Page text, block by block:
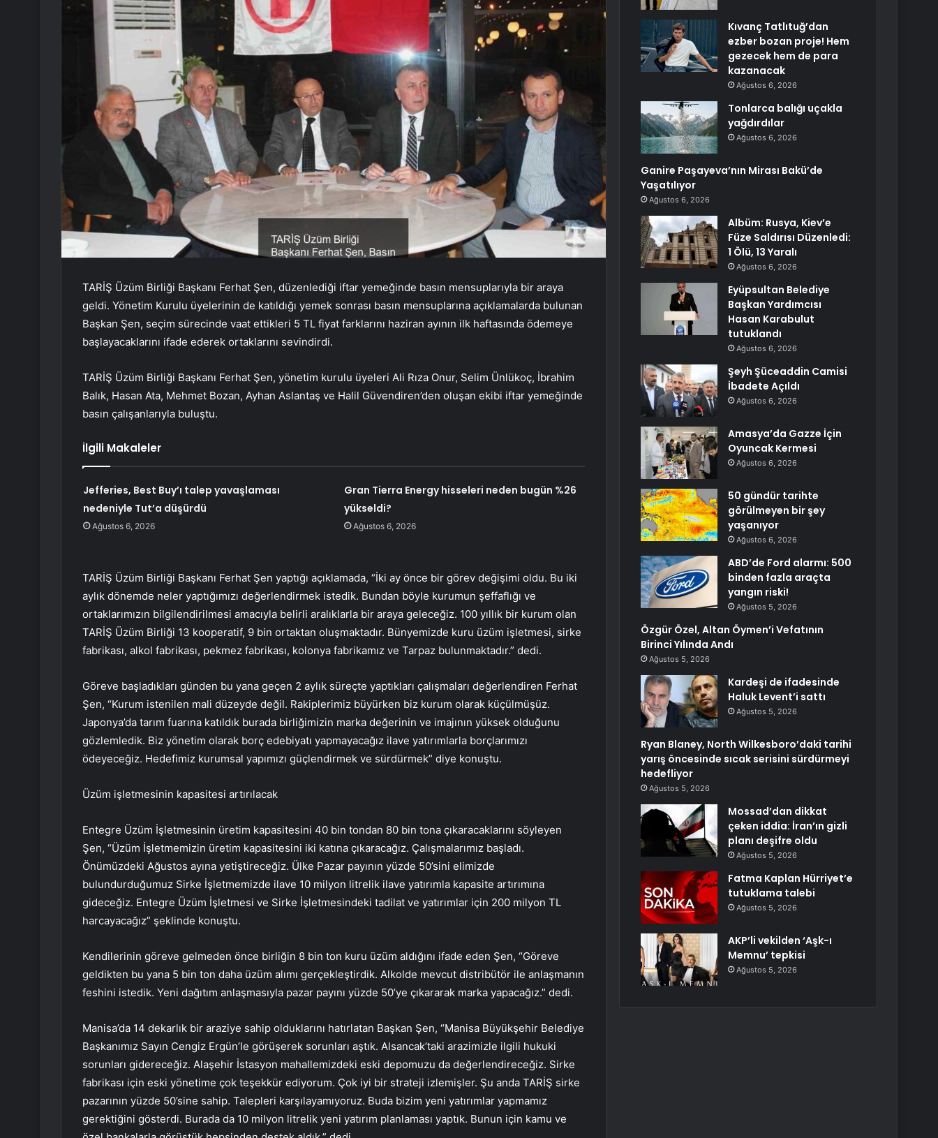
TARİŞ Üzüm Birliği Başkanı Ferhat Şen, düzenlediği iftar yemeğinde basın mensuplarıyla bir araya
geldi. Yönetim Kurulu üyelerinin de katıldığı yemek sonrası basın mensuplarına açıklamalarda bulunan
Başkan Şen, seçim sürecinde vaat ettikleri 5 TL fiyat farklarını haziran ayının ilk haftasında ödemeye
başlayacaklarını ifade ederek ortaklarını sevindirdi.
TARİŞ Üzüm Birliği Başkanı Ferhat Şen, yönetim kurulu üyeleri Ali Rıza Onur, Selim Ünlükoç, İbrahim
Balık, Hasan Ata, Mehmet Bozan, Ayhan Aslantaş ve Halil Güvendiren’den oluşan ekibi iftar yemeğinde
basın çalışanlarıyla buluştu.
İlgili Makaleler
Jefferies, Best Buy’ı talep yavaşlaması
nedeniyle Tut’a düşürdü
Ağustos 6, 2026
Gran Tierra Energy hisseleri neden bugün %26
yükseldi?
Ağustos 6, 2026
TARİŞ Üzüm Birliği Başkanı Ferhat Şen yaptığı açıklamada, “İki ay önce bir görev değişimi oldu. Bu iki
aylık dönemde neler yaptığımızı değerlendirmek istedik. Bundan böyle kurumun şeffaflığı ve
ortaklarımızın bilgilendirilmesi amacıyla belirli aralıklarla bir araya geleceğiz. 100 yıllık bir kurum olan
TARİŞ Üzüm Birliği 13 kooperatif, 9 bin ortaktan oluşmaktadır. Bünyemizde kuru üzüm işletmesi, sirke
fabrikası, alkol fabrikası, pekmez fabrikası, kolonya fabrikamız ve Tarpaz bulunmaktadır.” dedi.
Göreve başladıkları günden bu yana geçen 2 aylık süreçte yaptıkları çalışmaları değerlendiren Ferhat
Şen, “Kurum istenilen mali düzeyde değil. Rakiplerimiz büyürken biz kurum olarak küçülmüşüz.
Japonya’da tarım fuarına katıldık burada birliğimizin marka değerinin ve imajının yüksek olduğunu
gözlemledik. Biz yönetim olarak borç edebiyatı yapmayacağız ilave yatırımlarla borçlarımızı
ödeyeceğiz. Hedefimiz kurumsal yapımızı güçlendirmek ve sürdürmek” diye konuştu.
Üzüm işletmesinin kapasitesi artırılacak
Entegre Üzüm İşletmesinin üretim kapasitesini 40 bin tondan 80 bin tona çıkaracaklarını söyleyen
Şen, “Üzüm İşletmemizin üretim kapasitesini iki katına çıkaracağız. Çalışmalarımız başladı.
Önümüzdeki Ağustos ayına yetiştireceğiz. Ülke Pazar payının yüzde 50’sini elimizde
bulundurduğumuz Sirke İşletmemizde ilave 10 milyon litrelik ilave yatırımla kapasite artırımına
gideceğiz. Entegre Üzüm İşletmesi ve Sirke İşletmesindeki tadilat ve yatırımlar için 200 milyon TL
harcayacağız” şeklinde konuştu.
Kendilerinin göreve gelmeden önce birliğin 8 bin ton kuru üzüm aldığını ifade eden Şen, “Göreve
geldikten bu yana 5 bin ton daha üzüm alımı gerçekleştirdik. Alkolde mevcut distribütör ile anlaşmanın
feshini istedik. Yeni dağıtım anlaşmasıyla pazar payını yüzde 50’ye çıkararak marka yapacağız.” dedi.
Manisa’da 14 dekarlık bir araziye sahip olduklarını hatırlatan Başkan Şen, “Manisa Büyükşehir Belediye
Başkanımız Sayın Cengiz Ergün’le görüşerek sorunları aştık. Alsancak’taki arazimizle ilgili hukuki
sorunları gidereceğiz. Alaşehir İstasyon mahallemizdeki eski depomuzu da değerlendireceğiz. Sirke
fabrikası için eski yönetime çok teşekkür ediyorum. Çok iyi bir strateji izlemişler. Şu anda TARİŞ sirke
pazarının yüzde 50’sine sahip. Talepleri karşılayamıyoruz. Buda bizim yeni yatırımlar yapmamız
gerektiğini gösterdi. Burada da 10 milyon litrelik yeni yatırım planlaması yaptık. Bunun için kamu ve
Kıvanç Tatlıtuğ’dan
ezber bozan proje! Hem
gezecek hem de para
kazanacak
Ağustos 6, 2026
Tonlarca balığı uçakla
yağdırdılar
Ağustos 6, 2026
Ganire Paşayeva’nın Mirası Bakü’de
Yaşatılıyor
Ağustos 6, 2026
Albüm: Rusya, Kiev’e
Füze Saldırısı Düzenledi:
1 Ölü, 13 Yaralı
Ağustos 6, 2026
Eyüpsultan Belediye
Başkan Yardımcısı
Hasan Karabulut
tutuklandı
Ağustos 6, 2026
Şeyh Şüceaddin Camisi
İbadete Açıldı
Ağustos 6, 2026
Amasya’da Gazze İçin
Oyuncak Kermesi
Ağustos 6, 2026
50 gündür tarihte
görülmeyen bir şey
yaşanıyor
Ağustos 6, 2026
ABD’de Ford alarmı: 500
binden fazla araçta
yangın riski!
Ağustos 5, 2026
Özgür Özel, Altan Öymen’i Vefatının
Birinci Yılında Andı
Ağustos 5, 2026
Kardeşi de ifadesinde
Haluk Levent’i sattı
Ağustos 5, 2026
Ryan Blaney, North Wilkesboro’daki tarihi
yarış öncesinde sıcak serisini sürdürmeyi
hedefliyor
Ağustos 5, 2026
Mossad’dan dikkat
çeken iddia: İran’ın gizli
planı deşifre oldu
Ağustos 5, 2026
Fatma Kaplan Hürriyet’e
tutuklama talebi
Ağustos 5, 2026
AKP’li vekilden ‘Aşk-ı
Memnu’ tepkisi
Ağustos 5, 2026